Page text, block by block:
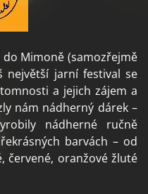
Mimoně (samozřejmě
největší jarní festival se
a jejich zájem a
nám nádherný dárek –
nádherné ručně
barvách – od
červené, oranžové žluté